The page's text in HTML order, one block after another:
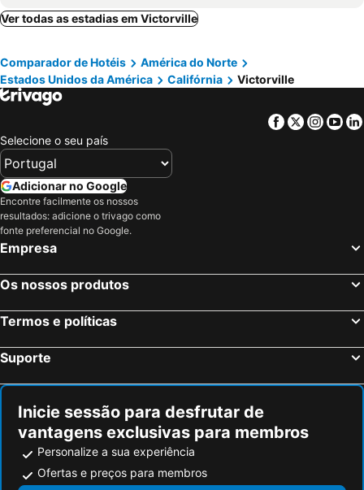
Montebello, Califórnia Hotéis
Lake Arrowhead, Califórnia Hotéis
Moreno Valley, Califórnia Hotéis
Corona, Califórnia Hotéis
West Covina, Califórnia Hotéis
La Puente, Califórnia Hotéis
San Gabriel, Califórnia Hotéis
Fresno, Califórnia Hotéis
Los Banos, Califórnia Hotéis
Madera, Califórnia Hotéis
Salinas, Califórnia Hotéis
Miami Beach, Flórida Hotéis
Miami, Flórida Hotéis
Los Angeles, Califórnia Hotéis
Lake Buena Vista, Flórida Hotéis
Boston, Massachusetts Hotéis
Ver todas as estadias em Victorville
Comparador de Hotéis
América do Norte
Estados Unidos da América
Califórnia Victorville
Facebook
Twitter
Selecione o seu país
Adicionar no Google
Encontre facilmente os nossos
resultados: adicione o trivago como
fonte preferencial no Google.
Empresa
Os nossos produtos
Termos e políticas
Suporte
Inicie sessão para desfrutar de
vantagens exclusivas para membros
Personalize a sua experiência
Ofertas e preços para membros